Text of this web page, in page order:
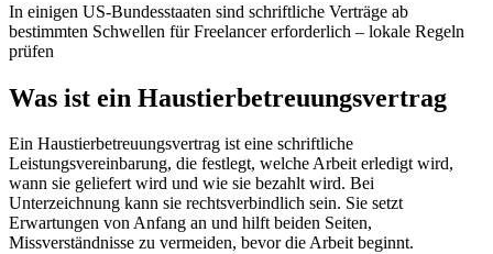
In einigen US-Bundesstaaten sind schriftliche Verträge ab
bestimmten Schwellen für Freelancer erforderlich – lokale Regeln
prüfen
Was ist ein Haustierbetreuungsvertrag
Ein Haustierbetreuungsvertrag ist eine schriftliche
Leistungsvereinbarung, die festlegt, welche Arbeit erledigt wird,
wann sie geliefert wird und wie sie bezahlt wird. Bei
Unterzeichnung kann sie rechtsverbindlich sein. Sie setzt
Erwartungen von Anfang an und hilft beiden Seiten,
Missverständnisse zu vermeiden, bevor die Arbeit beginnt.